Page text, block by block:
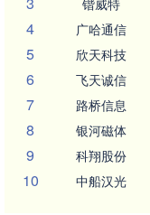
锴威特
4 广哈通信
5 欣天科技
6 飞天诚信
7 路桥信息
8 银河磁体
9 科翔股份
10 中船汉光